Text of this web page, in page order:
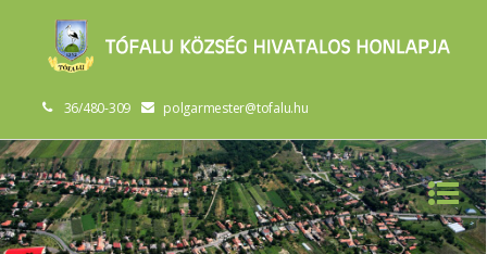
36/480-309 polgarmester@tofalu.hu